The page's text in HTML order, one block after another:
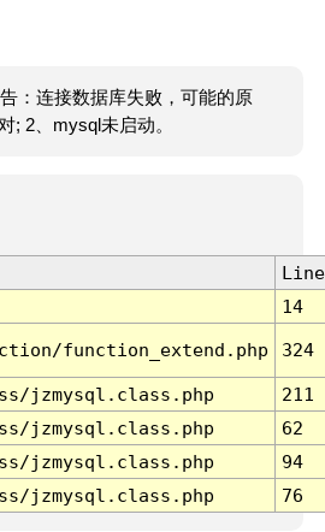
：连接数据库失败，可能的原
; 2、mysql未启动。
Line
14
function_extend.php 324
jzmysql.class.php
211
jzmysql.class.php
62
jzmysql.class.php
94
jzmysql.class.php 76